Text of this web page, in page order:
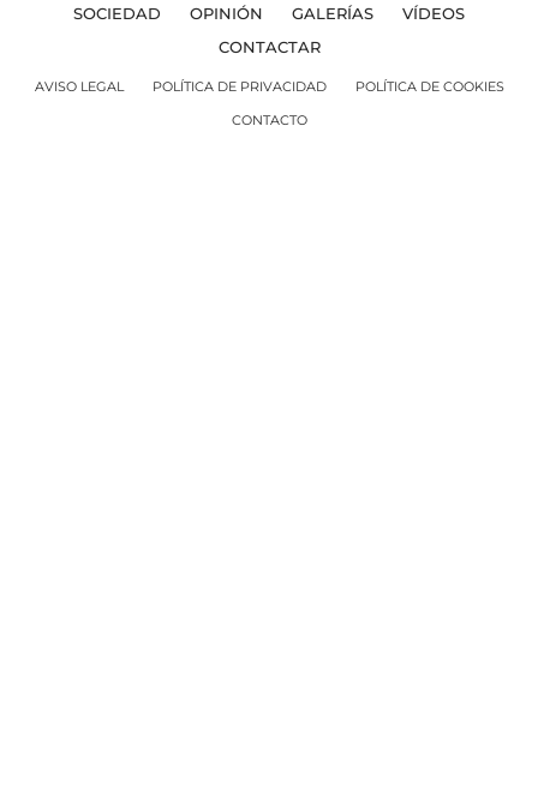
SOCIEDAD
OPINIÓN GALERÍAS
VÍDEOS
CONTACTAR
AVISO LEGAL POLÍTICA DE PRIVACIDAD
POLÍTICA DE COOKIES
CONTACTO